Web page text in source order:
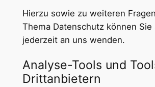
Hierzu sowie zu weiteren
Thema Datenschutz können Sie
jederzeit an uns wenden.
Analyse-Tools und
Dritt­anbietern